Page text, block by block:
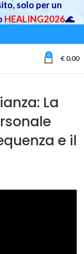
0 € 0.00
La
e il
solo per un
HEALING2026🌊